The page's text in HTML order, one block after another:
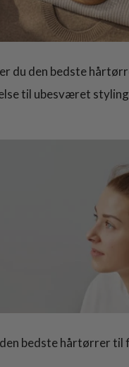
du den bedste
til ubesværet
bedste hårtørrer til